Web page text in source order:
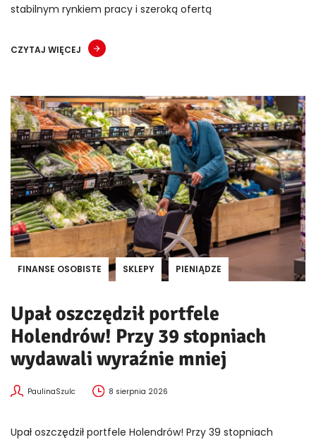
stabilnym rynkiem pracy i szeroką ofertą
CZYTAJ WIĘCEJ
FINANSE OSOBISTE SKLEPY PIENIĄDZE
Upał oszczędził portfele
Holendrów! Przy 39 stopniach
wydawali wyraźnie mniej
PaulinaSzulc 8 sierpnia 2026
Upał oszczędził portfele Holendrów! Przy 39 stopniach